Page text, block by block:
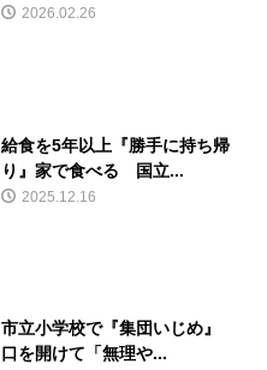
2026.02.26
給食を5年以上『勝手に持ち帰
り』家で食べる 国立...
2025.12.16
市立小学校で『集団いじめ』
口を開けて「無理や...